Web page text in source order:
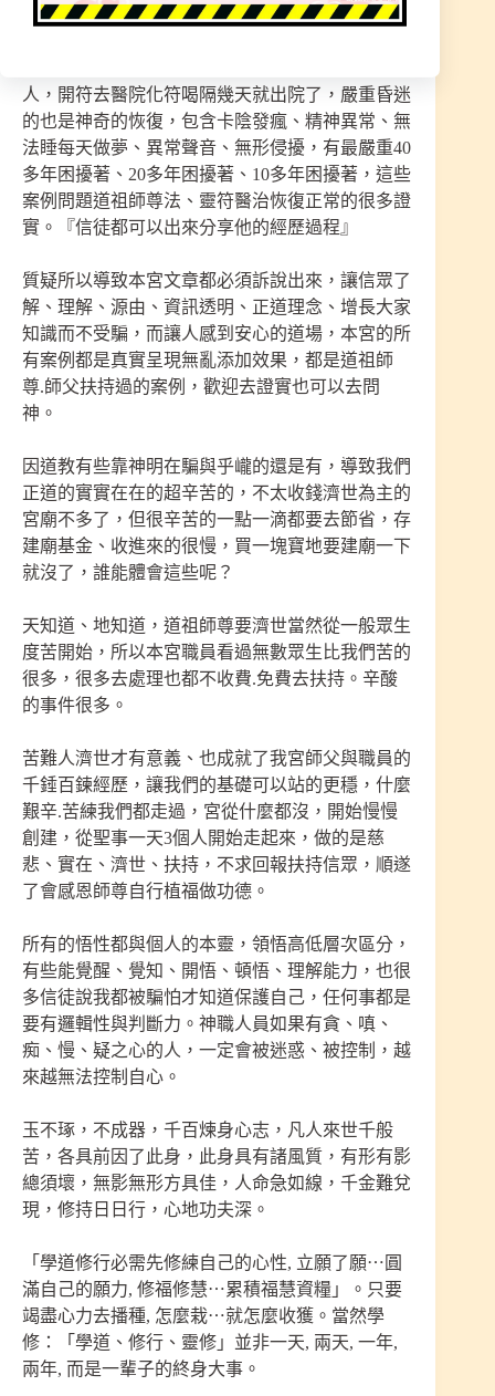
人，開符去醫院化符喝隔幾天就出院了，嚴重昏迷
的也是神奇的恢復，包含卡陰發瘋、精神異常、無
法睡每天做夢、異常聲音、無形侵擾，有最嚴重40
多年困擾著、20多年困擾著、10多年困擾著，這些
案例問題道祖師尊法、靈符醫治恢復正常的很多證
實。『信徒都可以出來分享他的經歷過程』
質疑所以導致本宮文章都必須訴說出來，讓信眾了
解、理解、源由、資訊透明、正道理念、增長大家
知識而不受騙，而讓人感到安心的道場，本宮的所
有案例都是真實呈現無亂添加效果，都是道祖師
尊.師父扶持過的案例，歡迎去證實也可以去問
神。
因道教有些靠神明在騙與乎巄的還是有，導致我們
正道的實實在在的超辛苦的，不太收錢濟世為主的
宮廟不多了，但很辛苦的一點一滴都要去節省，存
建廟基金、收進來的很慢，買一塊寶地要建廟一下
就沒了，誰能體會這些呢？
天知道、地知道，道祖師尊要濟世當然從一般眾生
度苦開始，所以本宮職員看過無數眾生比我們苦的
很多，很多去處理也都不收費.免費去扶持。辛酸
的事件很多。
苦難人濟世才有意義、也成就了我宮師父與職員的
千錘百鍊經歷，讓我們的基礎可以站的更穩，什麼
艱辛.苦練我們都走過，宮從什麼都沒，開始慢慢
創建，從聖事一天3個人開始走起來，做的是慈
悲、實在、濟世、扶持，不求回報扶持信眾，順遂
了會感恩師尊自行植福做功德。
所有的悟性都與個人的本靈，領悟高低層次區分，
有些能覺醒、覺知、開悟、頓悟、理解能力，也很
多信徒說我都被騙怕才知道保護自己，任何事都是
要有邏輯性與判斷力。神職人員如果有貪、嗔、
痴、慢、疑之心的人，一定會被迷惑、被控制，越
來越無法控制自心。
玉不琢，不成器，千百煉身心志，凡人來世千般
苦，各具前因了此身，此身具有諸風質，有形有影
總須壞，無影無形方具佳，人命急如線，千金難兌
現，修持日日行，心地功夫深。
「學道修行必需先修練自己的心性, 立願了願⋯圓
滿自己的願力, 修福修慧⋯累積福慧資糧」。只要
竭盡心力去播種, 怎麼栽⋯就怎麼收獲。當然學
修：「學道、修行、靈修」並非一天, 兩天, 一年,
兩年, 而是一輩子的終身大事。